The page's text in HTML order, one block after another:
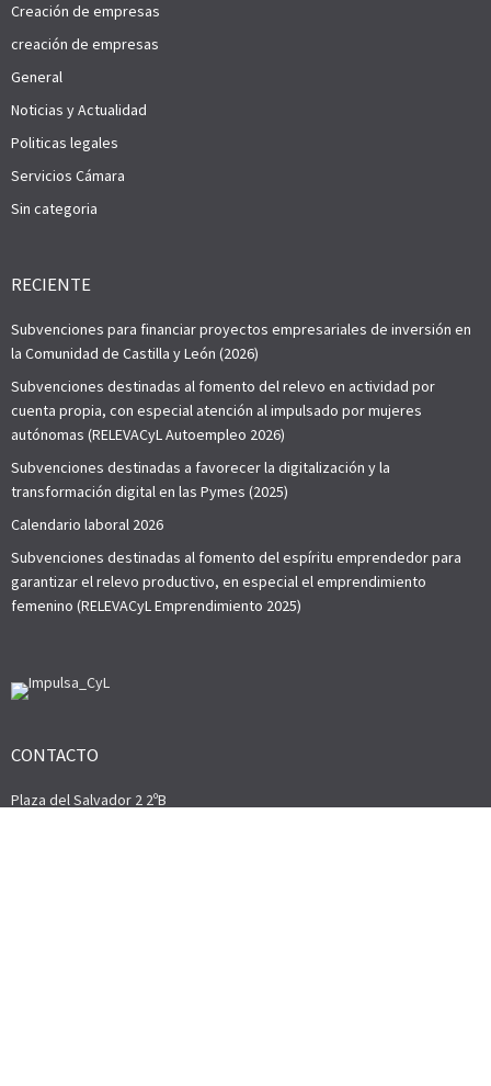
Creación de empresas
creación de empresas
General
Noticias y Actualidad
Politicas legales
Servicios Cámara
Sin categoria
RECIENTE
Subvenciones para financiar proyectos empresariales de inversión en
la Comunidad de Castilla y León (2026)
Subvenciones destinadas al fomento del relevo en actividad por
cuenta propia, con especial atención al impulsado por mujeres
autónomas (RELEVACyL Autoempleo 2026)
Subvenciones destinadas a favorecer la digitalización y la
transformación digital en las Pymes (2025)
Calendario laboral 2026
Subvenciones destinadas al fomento del espíritu emprendedor para
garantizar el relevo productivo, en especial el emprendimiento
femenino (RELEVACyL Emprendimiento 2025)
CONTACTO
Plaza del Salvador 2 2ºB